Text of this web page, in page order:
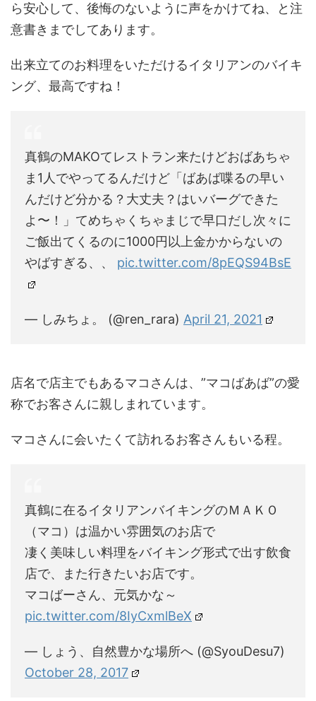
ら安心して、後悔のないように声をかけてね、と注
意書きまでしてあります。
出来立てのお料理をいただけるイタリアンのバイキ
ング、最高ですね！
真鶴のMAKOてレストラン来たけどおばあちゃ
ま1人でやってるんだけど「ばあば喋るの早い
んだけど分かる？大丈夫？はいバーグできた
よ〜！」てめちゃくちゃまじで早口だし次々に
ご飯出てくるのに1000円以上金かからないの
やばすぎる、、 pic.twitter.com/8pEQS94BsE
— しみちょ。 (@ren_rara) April 21, 2021
店名で店主でもあるマコさんは、”マコばあば”の愛
称でお客さんに親しまれています。
マコさんに会いたくて訪れるお客さんもいる程。
真鶴に在るイタリアンバイキングのＭＡＫＯ
（マコ）は温かい雰囲気のお店で
凄く美味しい料理をバイキング形式で出す飲食
店で、また行きたいお店です。
マコばーさん、元気かな～
pic.twitter.com/8IyCxmlBeX
— しょう、自然豊かな場所へ (@SyouDesu7)
October 28, 2017